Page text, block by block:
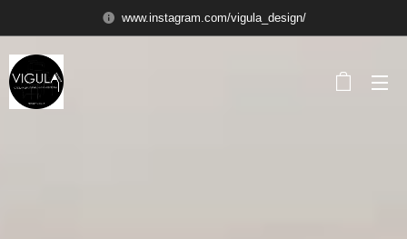
www.instagram.com/vigula_design/